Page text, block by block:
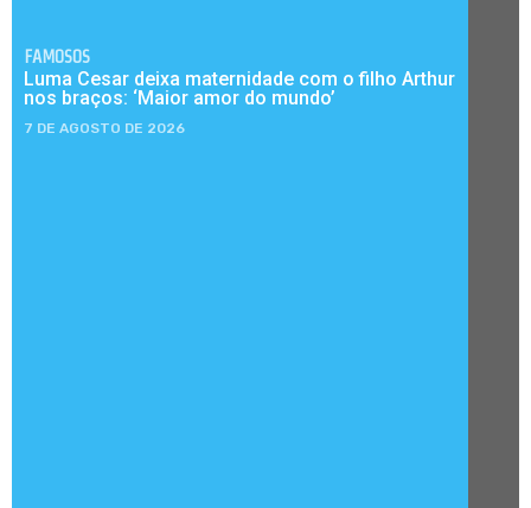
FAMOSOS
Luma Cesar deixa maternidade com o filho Arthur
nos braços: ‘Maior amor do mundo’
7 DE AGOSTO DE 2026